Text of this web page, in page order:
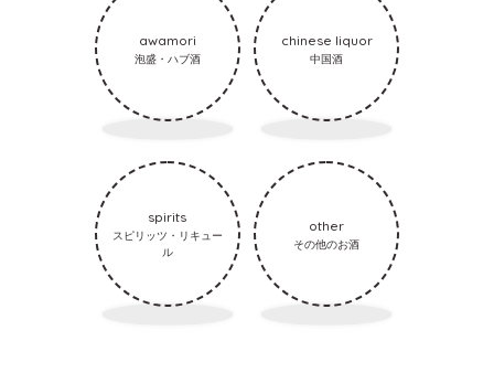
awamori
泡盛・ハブ酒
chinese liquor
中国酒
spirits
スピリッツ・リキュー
ル
other
その他のお酒